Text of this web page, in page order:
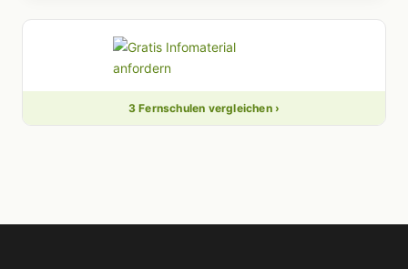
3 Fernschulen vergleichen ›